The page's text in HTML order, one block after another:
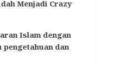
Menjadi Crazy
Islam dengan
dan